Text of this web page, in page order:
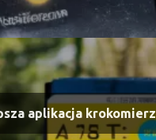
aplikacja krokomierz